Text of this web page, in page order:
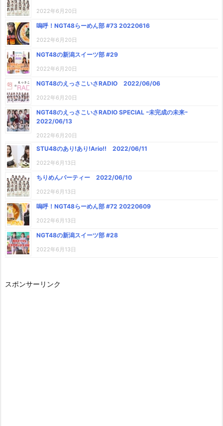
2022年6月20日
嗚呼！NGT48らーめん部 #73 20220616
2022年6月20日
NGT48の新潟スイーツ部 #29
2022年6月20日
NGT48のえっさこいさRADIO 2022/06/06
2022年6月20日
NGT48のえっさこいさRADIO SPECIAL ｰ未完成の未来ｰ
2022/06/13
2022年6月20日
STU48のあり!あり!Ario!! 2022/06/11
2022年6月13日
ちりめんパーティー 2022/06/10
2022年6月13日
嗚呼！NGT48らーめん部 #72 20220609
2022年6月13日
NGT48の新潟スイーツ部 #28
2022年6月13日
スポンサーリンク